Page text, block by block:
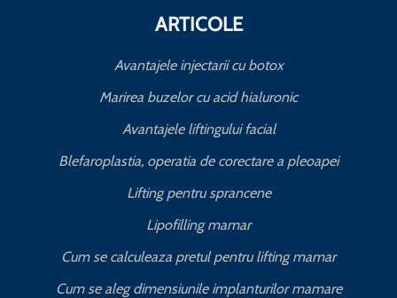
ARTICOLE
Avantajele injectarii cu botox
Marirea buzelor cu acid hialuronic
Avantajele liftingului facial
Blefaroplastia, operatia de corectare a pleoapei
Lifting pentru sprancene
Lipofilling mamar
Cum se calculeaza pretul pentru lifting mamar
Cum se aleg dimensiunile implanturilor mamare